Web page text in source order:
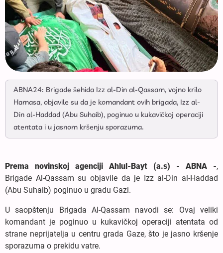
ABNA24: Brigade šehida Izz al-Din al-Qassam, vojno krilo
Hamasa, objavile su da je komandant ovih brigada, Izz al-
Din al-Haddad (Abu Suhaib), poginuo u kukavičkoj operaciji
atentata i u jasnom kršenju sporazuma.
Prema novinskoj agenciji Ahlul-Bayt (a.s) - ABNA -,
Brigade Al-Qassam su objavile da je Izz al-Din al-Haddad
(Abu Suhaib) poginuo u gradu Gazi.
U saopštenju Brigada Al-Qassam navodi se: Ovaj veliki
komandant je poginuo u kukavičkoj operaciji atentata od
strane neprijatelja u centru grada Gaze, što je jasno kršenje
sporazuma o prekidu vatre.